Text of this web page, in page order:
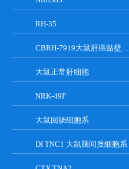
RH-35
CBRH-7919大鼠肝癌贴壁细胞系
大鼠正常肝细胞
NRK-49F
大鼠回肠细胞系
DI TNC1 大鼠脑间质细胞系